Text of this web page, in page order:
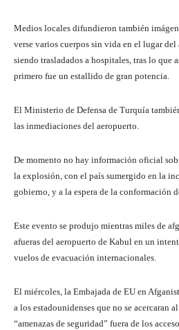
Medios locales difundieron también
verse varios cuerpos sin vida en el lugar del
siendo trasladados a hospitales, tras lo que
primero fue un estallido de gran potencia.
El Ministerio de Defensa de Turquía
las inmediaciones del aeropuerto.
De momento no hay información oficial
la explosión, con el país sumergido en la
gobierno, y a la espera de la conformación
Este evento se produjo mientras miles de
afueras del aeropuerto de Kabul en un
vuelos de evacuación internacionales.
El miércoles, la Embajada de EU en
a los estadounidenses que no se acercaran
“amenazas de seguridad” fuera de los